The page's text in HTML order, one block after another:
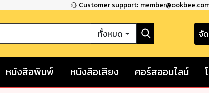
Customer support:
ทั้งหมด จั
หนังสือพิมพ์ หนังสือเสียง คอร์สออนไลน์